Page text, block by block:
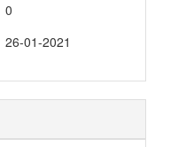
0
26-01-2021